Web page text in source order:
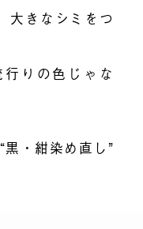
大きなシミをつ
行りの色じゃな
・紺染め直し”